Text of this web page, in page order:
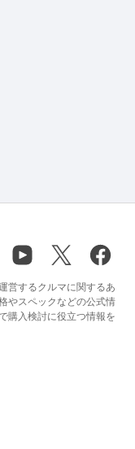
営するクルマに関するあ
やスペックなどの公式情
購入検討に役立つ情報を